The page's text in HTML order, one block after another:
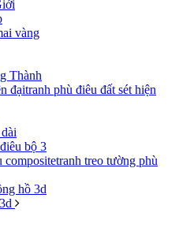
vàng
Thành
tranh phù điêu đất sét hiện
bộ 3
tranh treo tường phù
hồ 3d